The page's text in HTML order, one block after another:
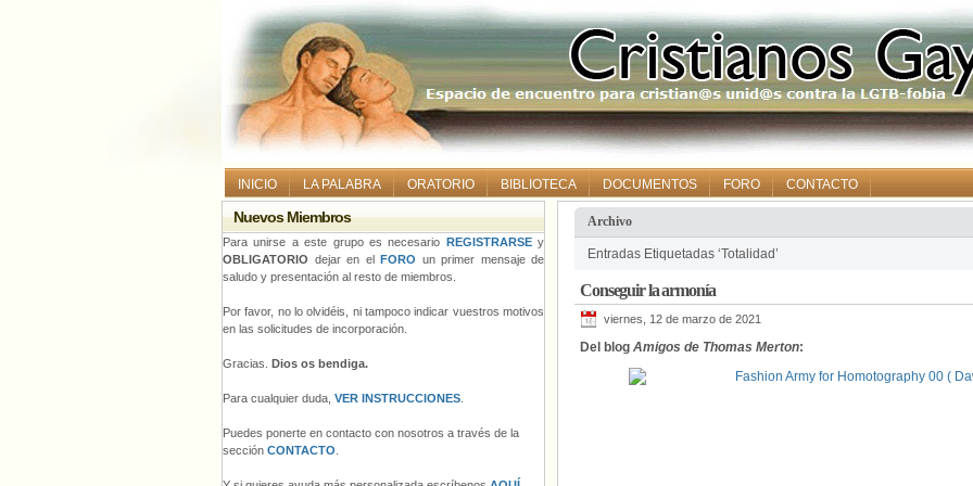
INICIO LA PALABRA ORATORIO BIBLIOTECA DOCUMENTOS FORO CONTACTO
Archivo
Entradas Etiquetadas ‘Totalidad’
Conseguir la armonía
viernes, 12 de marzo de 2021
Del blog Amigos de Thomas Merton:
Nuevos Miembros
Para unirse a este grupo es necesario REGISTRARSEy
OBLIGATORIO dejar en el FORO un primer mensaje de
saludo y presentación al resto de miembros.
Por favor, no lo olvidéis, ni tampoco indicar vuestros motivos
en las solicitudes de incorporación.
Gracias. Dios os bendiga.
Para cualquier duda, VER INSTRUCCIONES
Puedes ponerte en contacto con nosotros a través de la
sección CONTACTO